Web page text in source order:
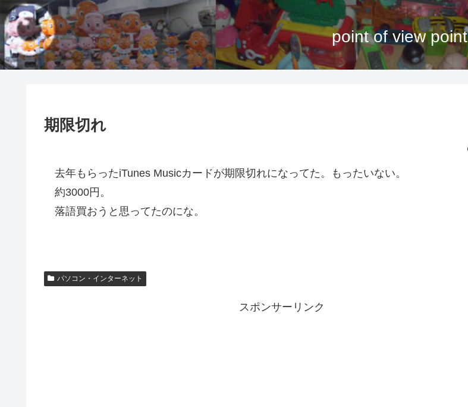
point of view point
期限切れ
去年もらったiTunes Musicカードが期限切れになってた。もったいない。
約3000円。
落語買おうと思ってたのにな。
パソコン・インターネット
スポンサーリンク